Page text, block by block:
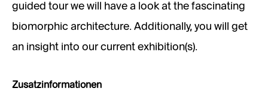
guided tour we will have a look at the fascinating
biomorphic architecture. Additionally, you will get
an insight into our current exhibition(s).
Zusatzinformationen